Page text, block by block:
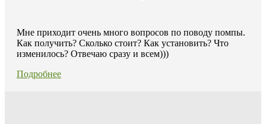
Мне приходит очень много вопросов по поводу помпы.
Как получить? Сколько стоит? Как установить? Что
изменилось? Отвечаю сразу и всем)))
Подробнее